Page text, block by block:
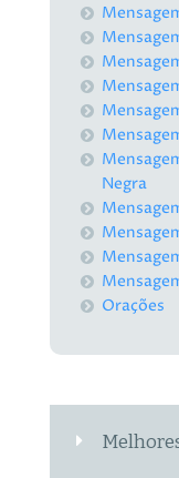
Negra
Orações